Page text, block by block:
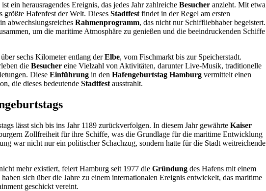
ist ein herausragendes Ereignis, das jedes Jahr zahlreiche Besucher anzieht. Mit etwa
größte Hafenfest der Welt. Dieses Stadtfest findet in der Regel am ersten
abwechslungsreiches Rahmenprogramm, das nicht nur Schiffliebhaber begeistert.
um die maritime Atmosphäre zu genießen und die beeindruckenden Schiffe
sechs Kilometer entlang derElbe, vom Fischmarkt bis zur Speicherstadt.
die Besucher eine Vielzahl von Aktivitäten, darunter Live-Musik, traditionelle
Diese Einführung in den Hafengeburtstag Hamburg vermittelt einen
die dieses bedeutende Stadtfest ausstrahlt.
lässt sich bis ins Jahr 1189 zurückverfolgen. In diesem Jahr gewährte Kaiser
Zollfreiheit für ihre Schiffe, was die Grundlage für die maritime Entwicklung
war nicht nur ein politischer Schachzug, sondern hatte für die Stadt weitreichende
mehr existiert, feiert Hamburg seit 1977 die Gründung des Hafens mit einem
haben sich über die Jahre zu einem internationalen Ereignis entwickelt, das maritime
geschickt vereint.